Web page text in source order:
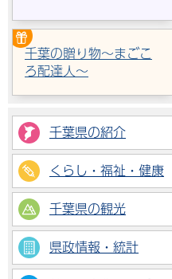
千葉の贈り物～まごこ
ろ配達人～
千葉県の紹介
くらし・福祉・健康
千葉県の観光
県政情報・統計